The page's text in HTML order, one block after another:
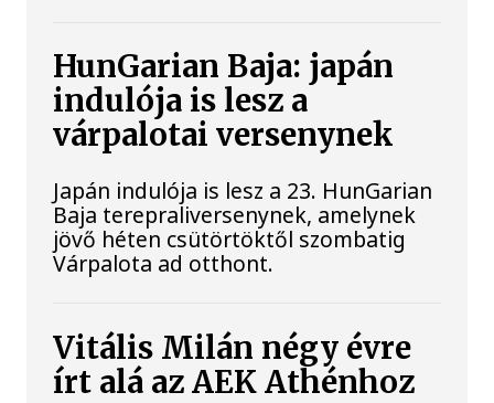
HunGarian Baja: japán
indulója is lesz a
várpalotai versenynek
Japán indulója is lesz a 23. HunGarian
Baja terepraliversenynek, amelynek
jövő héten csütörtöktől szombatig
Várpalota ad otthont.
Vitális Milán négy évre
írt alá az AEK Athénhoz